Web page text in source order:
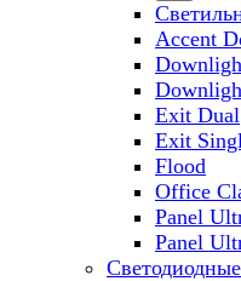
Accent
Exit Dual
Exit
Flood
Office
Panel
Panel